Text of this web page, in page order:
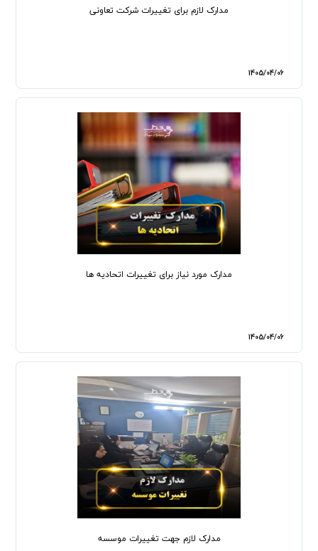
مدارک لازم برای تغییرات شرکت تعاونی
1405/04/06
مدارک مورد نیاز برای تغییرات اتحادیه‌ ها
1405/04/06
مدارک لازم جهت تغییرات موسسه